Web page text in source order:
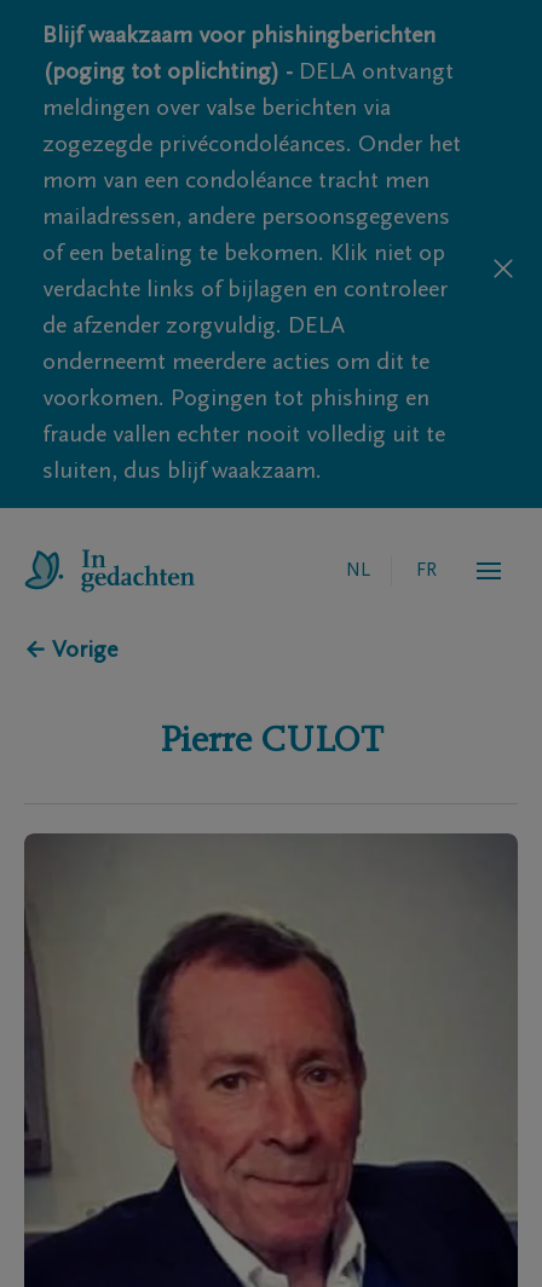
Blijf waakzaam voor phishingberichten
(poging tot oplichting) - DELA ontvangt
meldingen over valse berichten via
zogezegde privécondoléances. Onder het
mom van een condoléance tracht men
mailadressen, andere persoonsgegevens
of een betaling te bekomen. Klik niet op
verdachte links of bijlagen en controleer
de afzender zorgvuldig. DELA
onderneemt meerdere acties om dit te
voorkomen. Pogingen tot phishing en
fraude vallen echter nooit volledig uit te
sluiten, dus blijf waakzaam.
NL FR
← Vorige
Pierre CULOT